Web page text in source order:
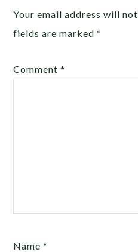
Your email address will
fields are marked*
Comment*
Name*